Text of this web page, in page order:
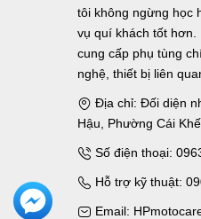
tôi không ngừng học
vụ quí khách tốt hơn.
cung cấp phụ tùng
nghệ, thiết bị liên
Địa chỉ: Đối diện
Hậu, Phường Cái
Số điện thoại:
Hỗ trợ kỹ thuật:
Email: